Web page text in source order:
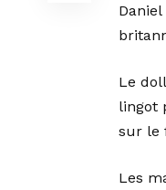
Le
lingot
sur le
Les